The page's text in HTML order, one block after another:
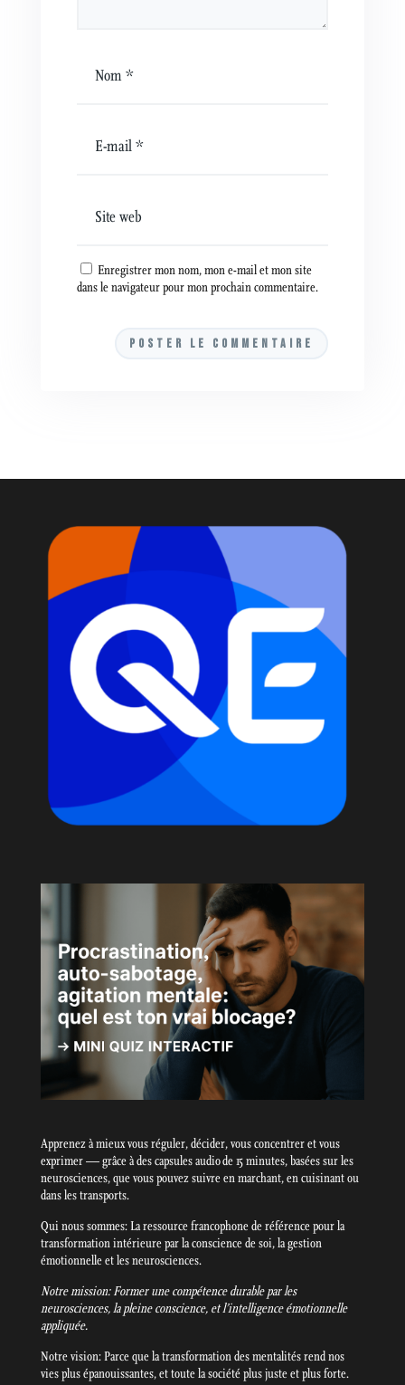
Enregistrer mon nom, mon e-mail et mon site
dans le navigateur pour mon prochain commentaire.
Apprenez à mieux vous réguler, décider, vous concentrer et vous
exprimer — grâce à des capsules audio de 15 minutes, basées sur les
neurosciences, que vous pouvez suivre en marchant, en cuisinant ou
dans les transports.
Qui nous sommes: La ressource francophone de référence pour la
transformation intérieure par la conscience de soi, la gestion
émotionnelle et les neurosciences.
Notre mission: Former une compétence durable par les
neurosciences, la pleine conscience, et l’intelligence émotionnelle
appliquée.
Notre vision: Parce que la transformation des mentalités rend nos
vies plus épanouissantes, et toute la société plus juste et plus forte.